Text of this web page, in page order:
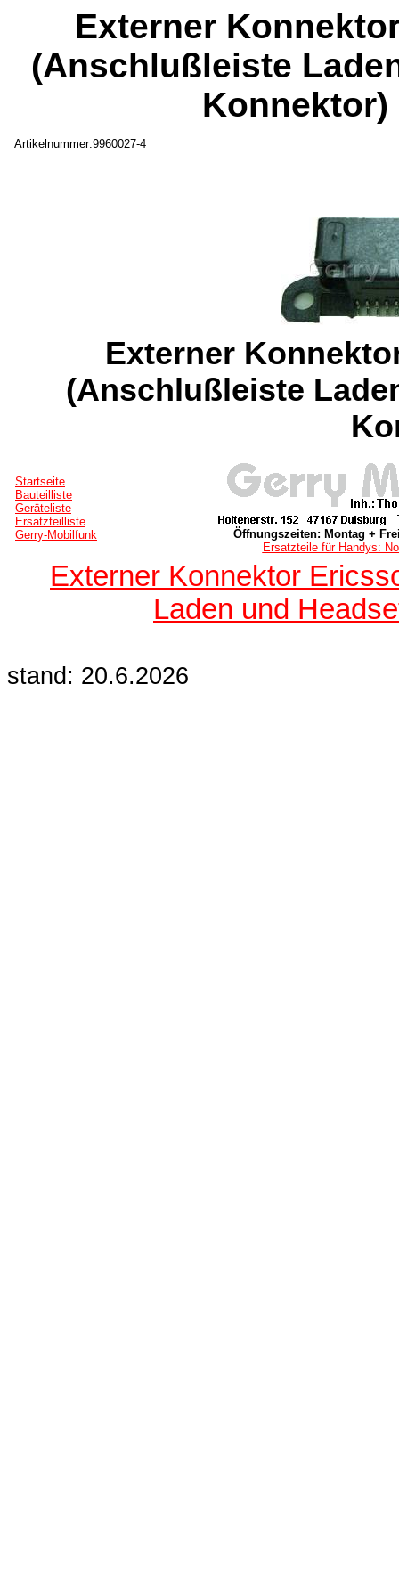
Externer
(Anschlußleiste
Konnektor)
Artikelnummer:9960027-4
Externer
(Anschlußleiste
Startseite
Bauteilliste
Geräteliste
Ersatzteilliste
Gerry-Mobilfunk
Öffnungszeiten: Montag +
Ersatzteile für Handys:
Externer Konnektor
Laden und
stand: 20.6.2026